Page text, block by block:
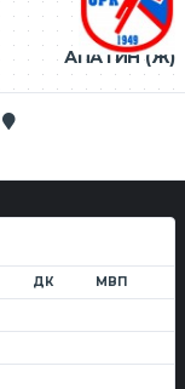
АПАТИН (Ж)
ДК МВП